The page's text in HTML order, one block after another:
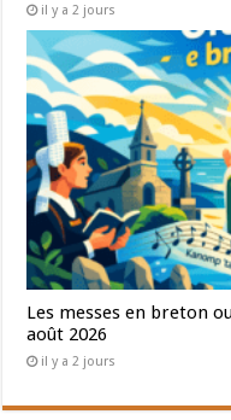
il y a 2 jours
Les messes en breton
août 2026
il y a 2 jours